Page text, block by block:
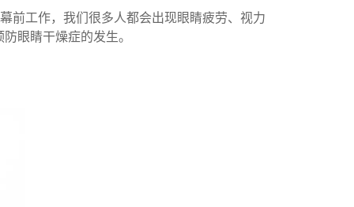
前工作，我们很多人都会出现眼睛疲劳、视力
眼睛干燥症的发生。